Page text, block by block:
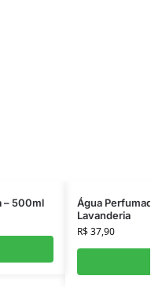
– 500ml
Água
Lavanderia
R$37,90